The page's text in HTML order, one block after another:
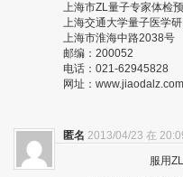
上海市ZL量子专家体检
上海交通大学量子医学
上海市淮海中路2038号
邮编：200052
电话：021-62945828
网址：www.jiaodalz.com
匿名 2013/04/23 在
服用ZL量子平